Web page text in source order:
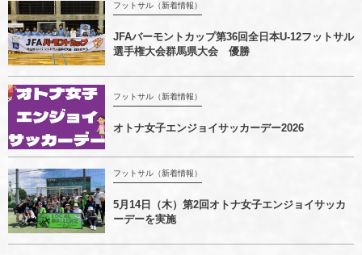
フットサル（新着情報）
JFAバーモントカップ第36回全日本U-12フットサル
選手権大会群馬県大会 優勝
フットサル（新着情報）
オトナ女子エンジョイサッカーデー2026
フットサル（新着情報）
5月14日（木）第2回オトナ女子エンジョイサッカ
ーデーを実施